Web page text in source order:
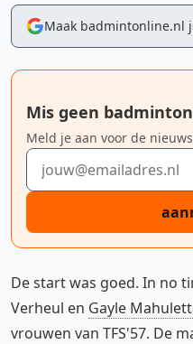
Maak badmintonline.nl
Mis geen
Meld je aan voor de
E-mailadres
De start was goed. In no
Verheul en Gayle
vrouwen van TFS'57. De